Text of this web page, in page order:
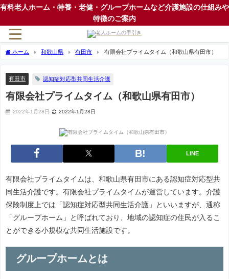
有料老人ホーム・特養・老健・グループホームなど介護施設の仕組みや
特徴のご案内
ホーム 和歌山県 有田市 有限会社プライムタイム（和歌山県有田市）
有田市 認知症対応型共同生活介護
有限会社プライムタイム（和歌山県有田市）
2022年1月28日 2022年1月28日
LINE
有限会社プライムタイムは、和歌山県有田市にある認知症対応型共
同生活介護です。有限会社プライムタイムが運営しています。介護
保険制度上では「認知症対応型共同生活介護」といいますが、通称
「グループホーム」と呼ばれており、地域の認知症の住民が入るこ
とができる小規模な共同生活施設です。
グループホームとは